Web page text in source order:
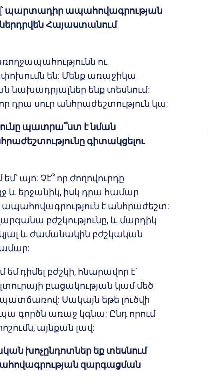
պարտադիր ապահովագրության
Հայաստանում
ու
են: Մենք առաջիկա
նախադրյալներ ենք տեսնում:
դրա սուր անհրաժեշտություն կա:
պատրա՞ստ է նման
գիտակցելու
այո: Չէ՞ որ ժողովուրդը
և երջանիկ, իսկ դրա համար
է անհրաժեշտ:
բժշկությունը, և մարդիկ
և ժամանակին բժշկական
դիմել բժշկի, հնարավոր է՝
բացակության կամ մեծ
Սակայն եթե լուծվի
գործն առաջ կգնա: Ընդ որում
այնքան լավ:
խոչընդոտներ եք տեսնում
զարգացման